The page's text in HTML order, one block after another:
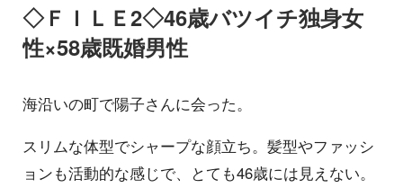
◇ＦＩＬＥ2◇46歳バツイチ独身女
性×58歳既婚男性
海沿いの町で陽子さんに会った。
スリムな体型でシャープな顔立ち。髪型やファッシ
ョンも活動的な感じで、とても46歳には見えない。